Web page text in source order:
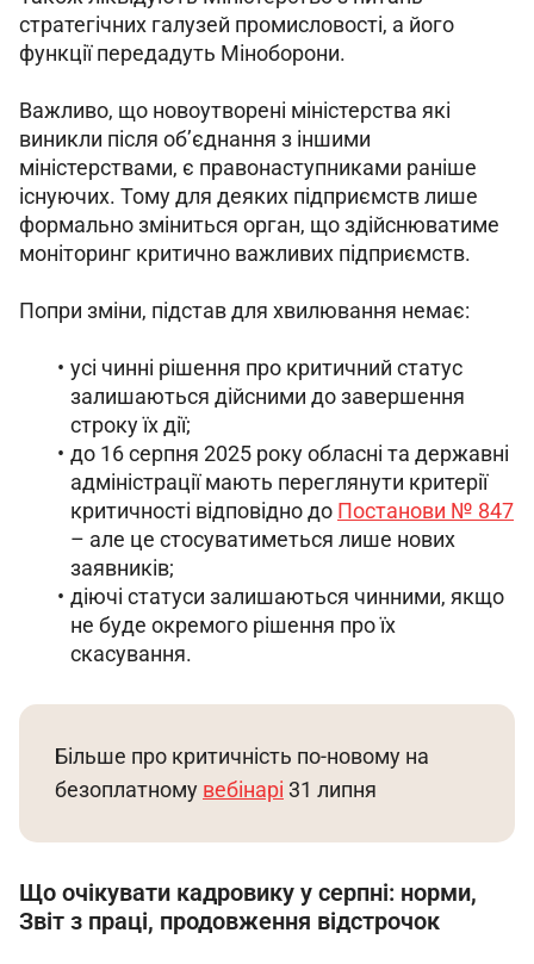
стратегічних галузей промисловості, а його
функції передадуть Міноборони.
Важливо, що новоутворені міністерства які
виникли після об’єднання з іншими
міністерствами, є правонаступниками раніше
існуючих. Тому для деяких підприємств лише
формально зміниться орган, що здійснюватиме
моніторинг критично важливих підприємств.
Попри зміни, підстав для хвилювання немає:
усі чинні рішення про критичний статус
залишаються дійсними до завершення
строку їх дії;
до 16 серпня 2025 року обласні та державні
адміністрації мають переглянути критерії
критичності відповідно до Постанови № 847
– але це стосуватиметься лише нових
заявників;
діючі статуси залишаються чинними, якщо
не буде окремого рішення про їх
скасування.
Більше про критичність по-новому на
безоплатному вебінарі 31 липня
Що очікувати кадровику у серпні: норми,
Звіт з праці, продовження відстрочок